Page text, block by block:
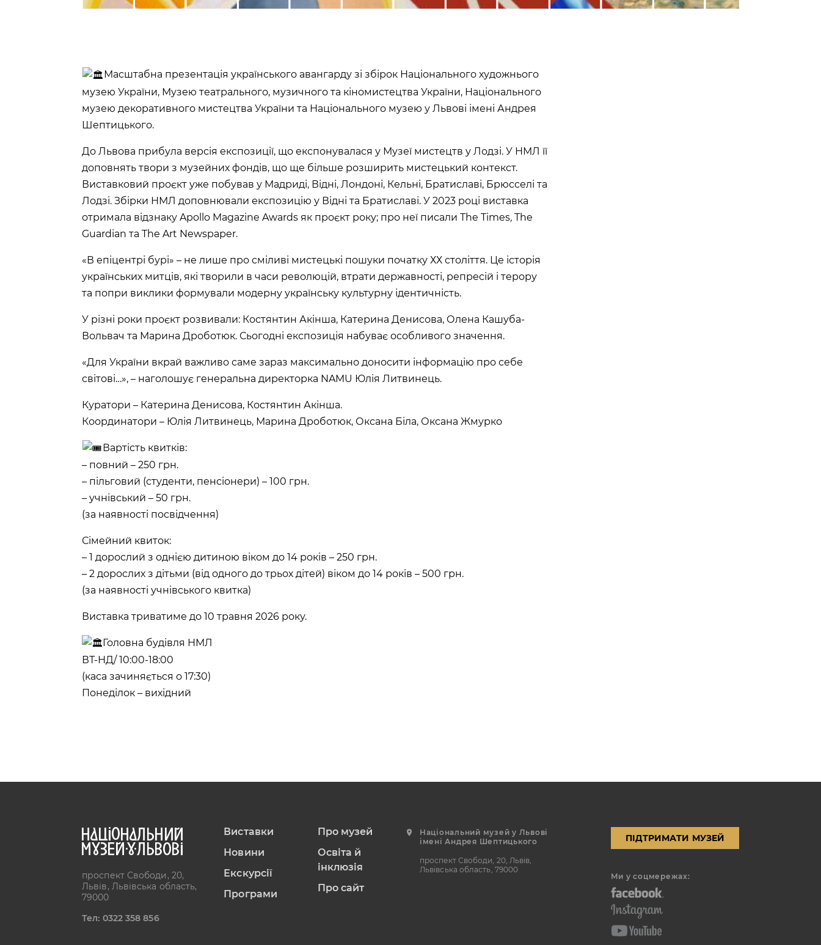
Масштабна презентація українського авангарду зі збірок Національного художнього
музею України, Музею театрального, музичного та кіномистецтва України, Національного
музею декоративного мистецтва України та Національного музею у Львові імені Андрея
Шептицького.
До Львова прибула версія експозиції, що експонувалася у Музеї мистецтв у Лодзі. У НМЛ її
доповнять твори з музейних фондів, що ще більше розширить мистецький контекст.
Виставковий проєкт уже побував у Мадриді, Відні, Лондоні, Кельні, Братиславі, Брюсселі та
Лодзі. Збірки НМЛ доповнювали експозицію у Відні та Братиславі. У 2023 році виставка
отримала відзнаку Apollo Magazine Awards як проєкт року; про неї писали The Times, The
Guardian та The Art Newspaper.
«В епіцентрі бурі» – не лише про сміливі мистецькі пошуки початку ХХ століття. Це історія
українських митців, які творили в часи революцій, втрати державності, репресій і терору
та попри виклики формували модерну українську культурну ідентичність.
У різні роки проєкт розвивали: Костянтин Акінша, Катерина Денисова, Олена Кашуба-
Вольвач та Марина Дроботюк. Сьогодні експозиція набуває особливого значення.
«Для України вкрай важливо саме зараз максимально доносити інформацію про себе
світові…», – наголошує генеральна директорка NAMU Юлія Литвинець.
Куратори – Катерина Денисова, Костянтин Акінша.
Координатори – Юлія Литвинець, Марина Дроботюк, Оксана Біла, Оксана Жмурко
Вартість квитків:
– повний – 250 грн.
– пільговий (студенти, пенсіонери) – 100 грн.
– учнівський – 50 грн.
(за наявності посвідчення)
Сімейний квиток:
– 1 дорослий з однією дитиною віком до 14 років – 250 грн.
– 2 дорослих з дітьми (від одного до трьох дітей) віком до 14 років – 500 грн.
(за наявності учнівського квитка)
Виставка триватиме до 10 травня 2026 року.
Головна будівля НМЛ
ВТ-НД/ 10:00-18:00
(каса зачиняється о 17:30)
Понеділок – вихідний
проспект Свободи, 20,
Львів, Львівська область,
79000
Тел: 0322 358 856
Виставки
Новини
Екскурсії
Програми
Про музей
Освіта й
інклюзія
Про сайт
Національний музей у Львові
імені Андрея Шептицького
проспект Свободи, 20, Львів,
Львівська область, 79000
ПІДТРИМАТИ МУЗЕЙ
Ми у соцмережах: